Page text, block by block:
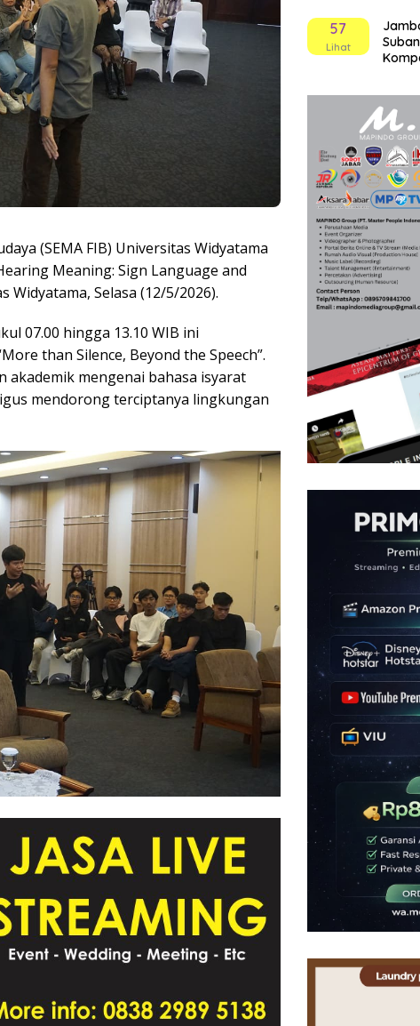
(SEMA FIB) Universitas Widyatama
Meaning: Sign Language and
Selasa (12/5/2026).
07.00 hingga 13.10 WIB ini
than Silence, Beyond the Speech”.
mengenai bahasa isyarat
mendorong terciptanya lingkungan
57
Lihat